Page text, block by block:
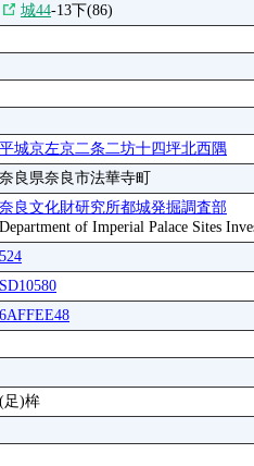
城44-13下(86)
平城京左京二条二坊十四坪北西隅
奈良県奈良市法華寺町
奈良文化財研究所都城発掘調査部
Department of Imperial Palace Sites
524
SD10580
6AFFEE48
(足)桙